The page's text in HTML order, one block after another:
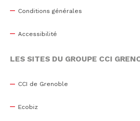
Conditions générales
Accessibilité
LES SITES DU GROUPE CCI
CCI de Grenoble
Ecobiz